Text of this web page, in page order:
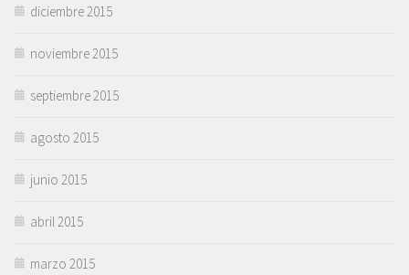
diciembre 2015
noviembre 2015
septiembre 2015
agosto 2015
junio 2015
abril 2015
marzo 2015